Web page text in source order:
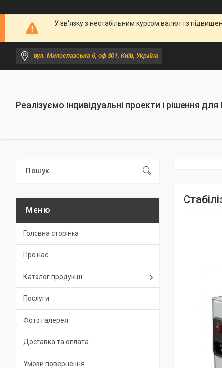
У зв'язку з нестабільним курсом валют і з
вул. Милославська 6, оф 301, Київ, Україна
Реалізуємо індивідуальні проекти і рішення для
Головна сторінка
Про нас
Каталог продукції
Послуги
Фото галерея
Доставка та оплата
Умови повернення